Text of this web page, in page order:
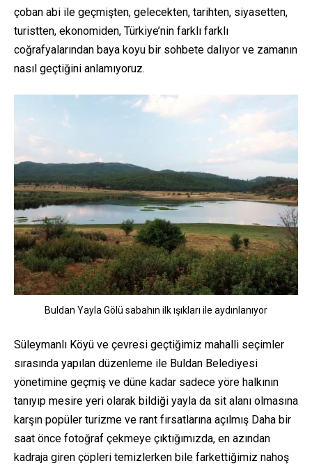
çoban abi ile geçmişten, gelecekten, tarihten, siyasetten,
turistten, ekonomiden, Türkiye’nin farklı farklı
coğrafyalarından baya koyu bir sohbete dalıyor ve zamanın
nasıl geçtiğini anlamıyoruz.
Buldan Yayla Gölü sabahın ilk ışıkları ile aydınlanıyor
Süleymanlı Köyü ve çevresi geçtiğimiz mahalli seçimler
sırasında yapılan düzenleme ile Buldan Belediyesi
yönetimine geçmiş ve düne kadar sadece yöre halkının
tanıyıp mesire yeri olarak bildiği yayla da sit alanı olmasına
karşın popüler turizme ve rant fırsatlarına açılmış Daha bir
saat önce fotoğraf çekmeye çıktığımızda, en azından
kadraja giren çöpleri temizlerken bile farkettiğimiz nahoş